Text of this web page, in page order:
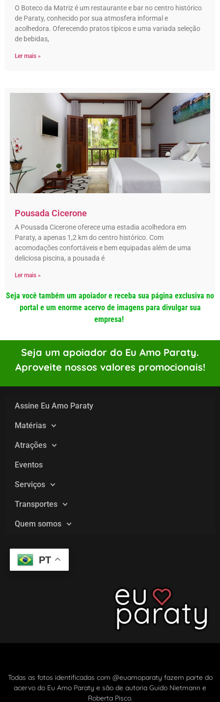
O Boteco da Matriz é um restaurante e bar no centro histórico
de Paraty, conhecido por sua atmosfera informal e
acolhedora. Oferecendo pratos típicos e uma variada seleção
de bebidas,
Ler mais »
Pousada Cicerone
A Pousada Cicerone oferece uma estadia acolhedora em
Paraty, a apenas 1,2 km do centro histórico. Com
acomodações confortáveis e bem equipadas além de uma
deliciosa piscina, a pousada é
Ler mais »
Seja você também um apoiador e receba sua página exclusiva no
portal e um enorme acervo de imagens para divulgar sua
empresa!
Seja um apoiador do Eu Amo Paraty.
Aproveite nossos valores promocionais!
Assine Eu Amo Paraty
Matérias
Atrações
Eventos
Serviços
Transportes
Quem somos
PT
Todas as fotos identificadas com @euamoparaty fazem parte do
acervo do Eu Amo Paraty e são de autoria Guido Nietmann e
Roberta Pisco.